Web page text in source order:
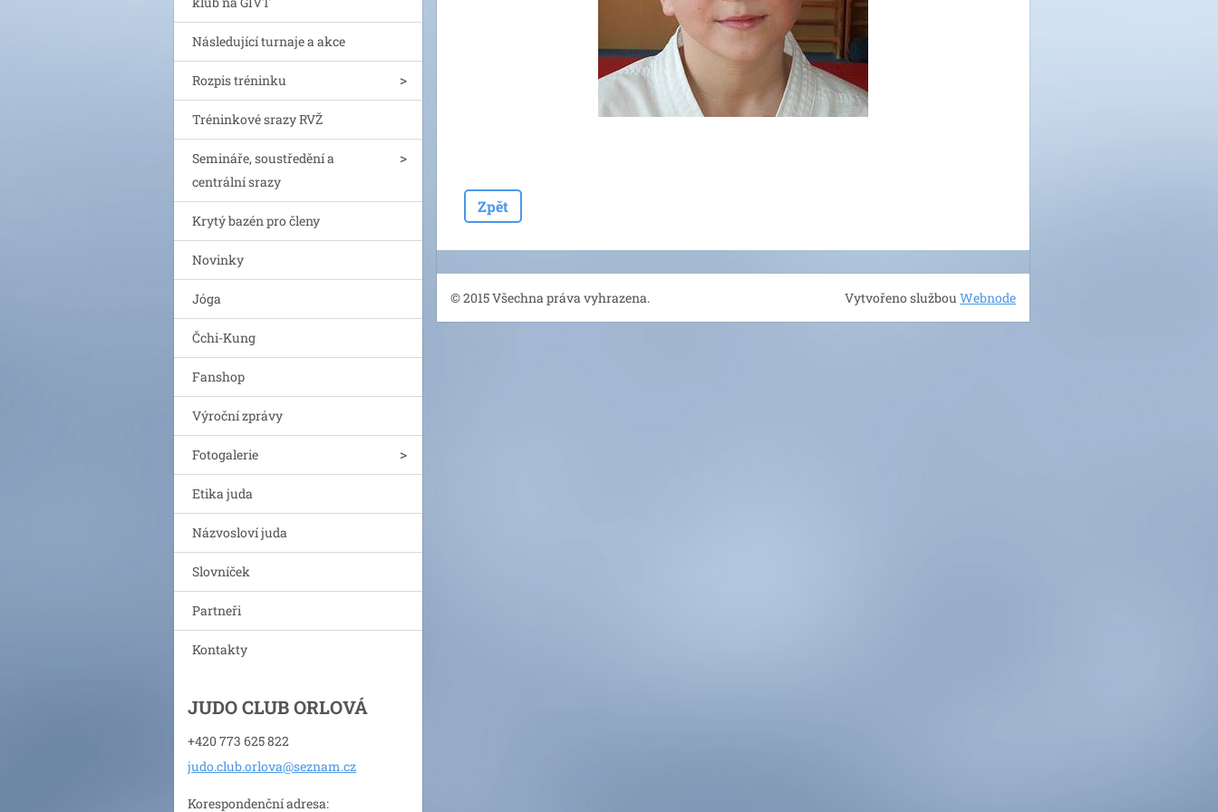
Následující turnaje a akce
Rozpis tréninku
Tréninkové srazy RVŽ
Semináře, soustředění a
centrální srazy
Krytý bazén pro členy
Novinky
Jóga
Čchi-Kung
Fanshop
Výroční zprávy
Fotogalerie
Etika juda
Názvosloví juda
Slovníček
Partneři
Kontakty
JUDO CLUB ORLOVÁ
+420 773 625 822
judo.club.orlova@seznam.cz
Korespondenční adresa:
Zpět
© 2015 Všechna práva vyhrazena. Vytvořeno službouWebnode